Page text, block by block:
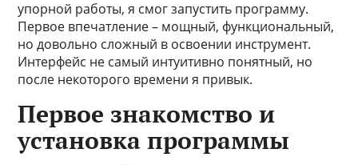
упорной работы, я смог запустить программу.
Первое впечатление – мощный, функциональный,
но довольно сложный в освоении инструмент.
Интерфейс не самый интуитивно понятный, но
после некоторого времени я привык.
Первое знакомство и
установка программы